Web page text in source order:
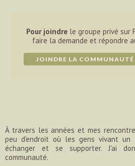
Pour joindre le groupe privé sur
faire la demande et répondre
JOINDRE LA
À travers les années et mes
peu d'endroit où les gens vivant un
échanger et se supporter. J'ai
communauté.